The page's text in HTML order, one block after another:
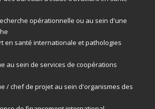
opérationnelle ou au sein d'une
en santé internationale et pathologies
au sein de services de coopérations
/ chef de projet au sein d'organismes des